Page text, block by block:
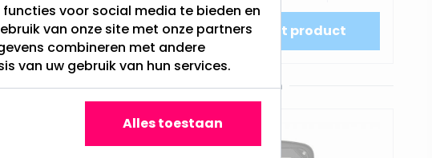
het product Bekijk het product
voorraad Klantenservice met verstand van zaken
voor social media te bieden en
van onze site met onze partners
combineren met andere
van uw gebruik van hun services.
Alles toestaan